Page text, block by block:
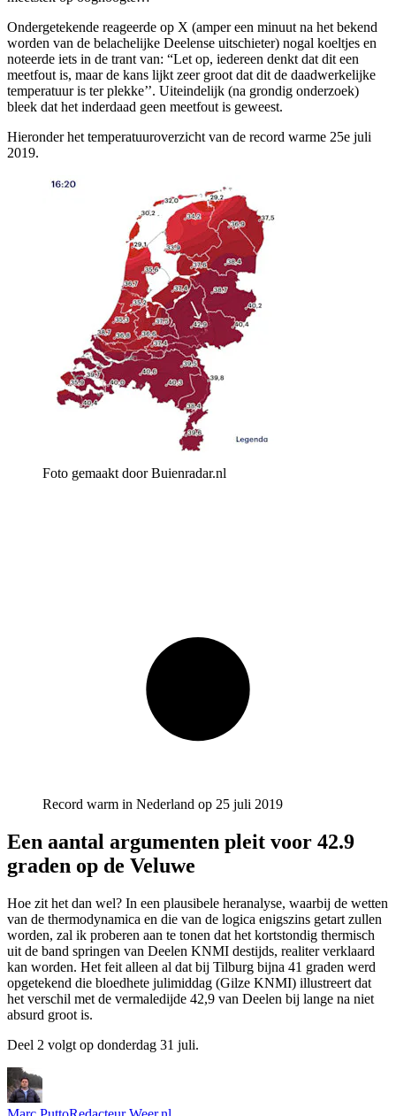
Ondergetekende reageerde op X (amper een minuut na het bekend
worden van de belachelijke Deelense uitschieter) nogal koeltjes en
noteerde iets in de trant van: “Let op, iedereen denkt dat dit een
meetfout is, maar de kans lijkt zeer groot dat dit de daadwerkelijke
temperatuur is ter plekke’’. Uiteindelijk (na grondig onderzoek)
bleek dat het inderdaad geen meetfout is geweest.
Hieronder het temperatuuroverzicht van de record warme 25e juli
2019.
Foto gemaakt door Buienradar.nl
Record warm in Nederland op 25 juli 2019
Een aantal argumenten pleit voor 42.9
graden op de Veluwe
Hoe zit het dan wel? In een plausibele heranalyse, waarbij de wetten
van de thermodynamica en die van de logica enigszins getart zullen
worden, zal ik proberen aan te tonen dat het kortstondig thermisch
uit de band springen van Deelen KNMI destijds, realiter verklaard
kan worden. Het feit alleen al dat bij Tilburg bijna 41 graden werd
opgetekend die bloedhete julimiddag (Gilze KNMI) illustreert dat
het verschil met de vermaledijde 42,9 van Deelen bij lange na niet
absurd groot is.
Deel 2 volgt op donderdag 31 juli.